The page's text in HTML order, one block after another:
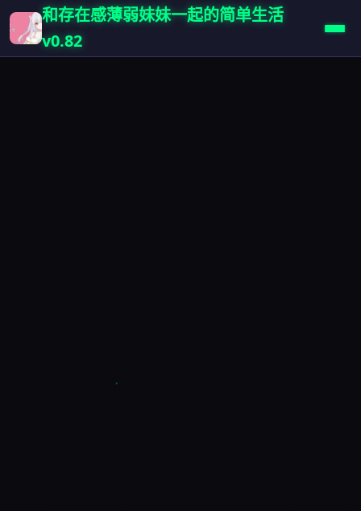
和存在感薄弱妹妹一起的简单生活
v0.82